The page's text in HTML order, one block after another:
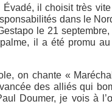
il choisit très
dans le
le 21
il a été promu
on chante «
des alliés qui
Doumer, je vois à